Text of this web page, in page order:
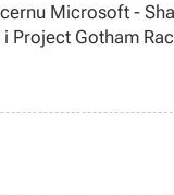
Microsoft -
Project Gotham